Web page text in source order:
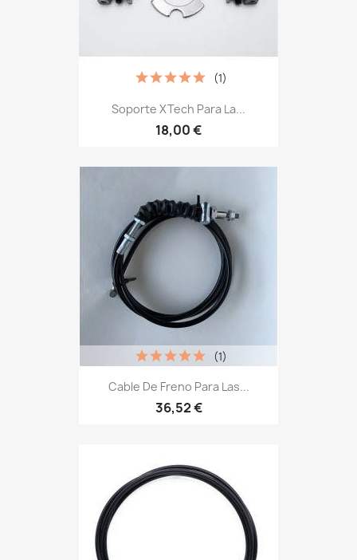
Soporte XTech Para La...
18,00 €
(1)
Cable De Freno Para Las...
36,52 €
(1)